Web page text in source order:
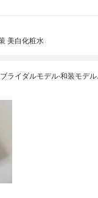
美白化粧水
ライダルモデル·和装モデ